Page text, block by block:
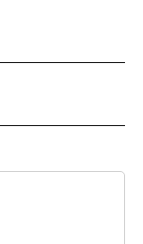
NOTIFICATIONS ABOUT